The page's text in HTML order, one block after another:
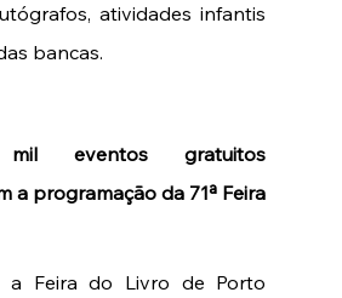
atividades infantis
bancas.
eventos gratuitos
a programação da 71ª Feira
a Feira do Livro de Porto